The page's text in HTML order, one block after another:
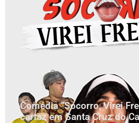
Comédia “Socorro, Virei
cartaz em Santa Cruz do